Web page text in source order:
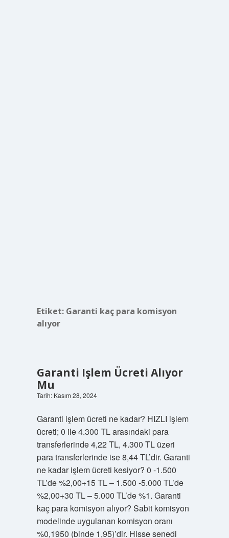
Etiket: Garanti kaç para komisyon
alıyor
Garanti Işlem Ücreti Alıyor
Mu
Tarih: Kasım 28, 2024
Garanti işlem ücreti ne kadar? HIZLI işlem
ücreti; 0 ile 4.300 TL arasındaki para
transferlerinde 4,22 TL, 4.300 TL üzeri
para transferlerinde ise 8,44 TL’dir. Garanti
ne kadar işlem ücreti kesiyor? 0 -1.500
TL’de %2,00+15 TL – 1.500 -5.000 TL’de
%2,00+30 TL – 5.000 TL’de %1. Garanti
kaç para komisyon alıyor? Sabit komisyon
modelinde uygulanan komisyon oranı
%0,1950 (binde 1,95)’dir. Hisse senedi